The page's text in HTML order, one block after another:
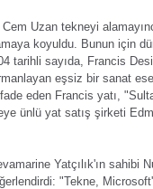
Uzan tekneyi
koyuldu. Bunun için
tarihli sayıda, Francis
eşsiz bir sanat
eden Francis yatı,
ünlü yat satış şirketi
Yatçılık'ın sahibi
"Tekne,